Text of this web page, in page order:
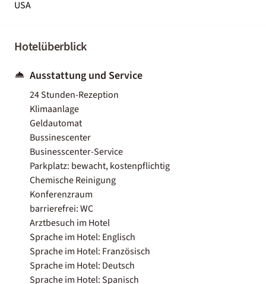
USA
Hotelüberblick
Ausstattung und Service
24 Stunden-Rezeption
Klimaanlage
Geldautomat
Bussinescenter
Businesscenter-Service
Parkplatz: bewacht, kostenpflichtig
Chemische Reinigung
Konferenzraum
barrierefrei: WC
Arztbesuch im Hotel
Sprache im Hotel: Englisch
Sprache im Hotel: Französisch
Sprache im Hotel: Deutsch
Sprache im Hotel: Spanisch